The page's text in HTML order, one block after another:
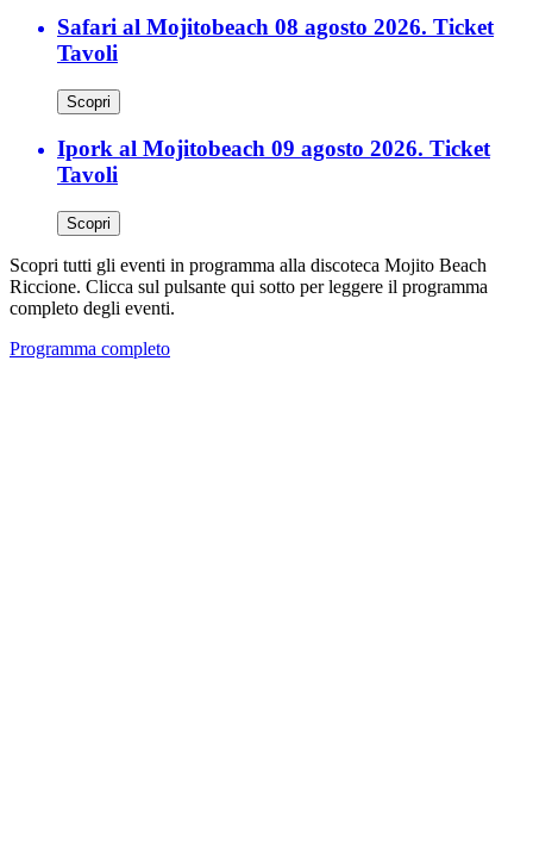
Safari al Mojitobeach 08 agosto 2026. Ticket
Tavoli
Scopri
Ipork al Mojitobeach 09 agosto 2026. Ticket
Tavoli
Scopri
Scopri tutti gli eventi in programma alla discoteca Mojito Beach
Riccione. Clicca sul pulsante qui sotto per leggere il programma
completo degli eventi.
Programma completo